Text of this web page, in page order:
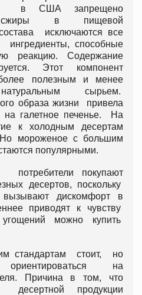
в США запрещено
в пищевой
исключаются все
ингредиенты, способные
реакцию. Содержание
Этот компонент
полезным и менее
сырьем.
образа жизни привела
галетное печенье. На
к холодным десертам
Но мороженое с большим
популярными.
потребители покупают
десертов, поскольку
дискомфорт в
приводят к чувству
можно купить
стандартам стоит, но
ориентироваться на
Причина в том, что
продукции